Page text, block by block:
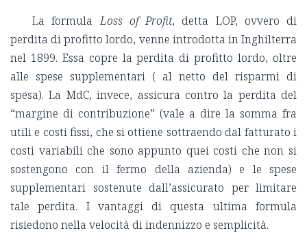
La formulaLoss of Profit, detta LOP, ovvero di
perdita di profitto lordo, venne introdotta in Inghilterra
nel 1899. Essa copre la perdita di profitto lordo, oltre
alle spese supplementari ( al netto del risparmi di
spesa). La MdC, invece, assicura contro la perdita del
“margine di contribuzione” (vale a dire la somma fra
utili e costi fissi, che si ottiene sottraendo dal fatturato i
costi variabili che sono appunto quei costi che non si
sostengono con il fermo della azienda) e le spese
supplementari sostenute dall’assicurato per limitare
tale perdita. I vantaggi di questa ultima formula
risiedono nella velocità di indennizzo e semplicità.